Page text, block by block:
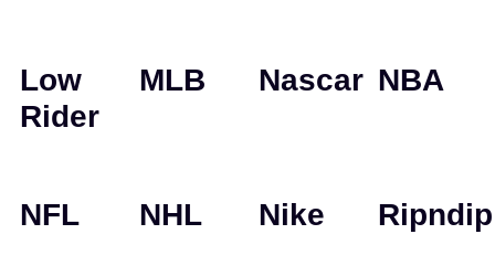
Low
Rider
MLB Nascar NBA
NFL NHL Nike Ripndip